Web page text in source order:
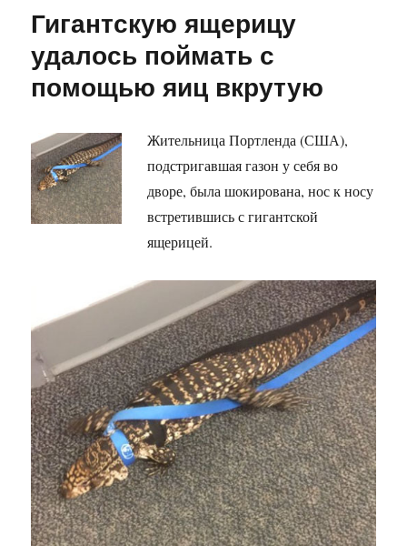
Гигантскую ящерицу
удалось поймать с
помощью яиц вкрутую
Жительница Портленда (США),
подстригавшая газон у себя во
дворе, была шокирована, нос к носу
встретившись с гигантской
ящерицей.